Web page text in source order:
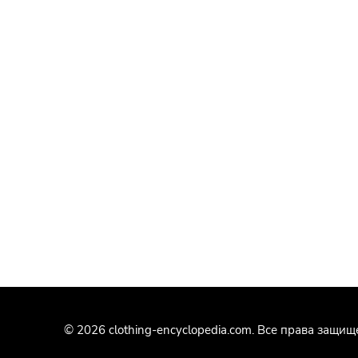
© 2026 clothing-encyclopedia.com. Все права